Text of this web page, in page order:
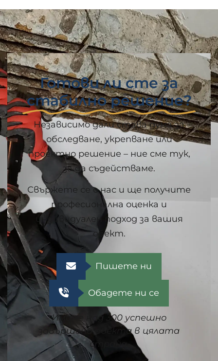
Готови ли сте за
стабилно решение?
Независимо дали става дума за
обследване, укрепване или
проектно решение – ние сме тук,
за да съдействаме.
Свържете се с нас и ще получите
професионална оценка и
индивидуален подход за вашия
обект.
Пишете ни
Обадете ни се
Имаме над 300 успешно
завършени обекта в цялата
страна.